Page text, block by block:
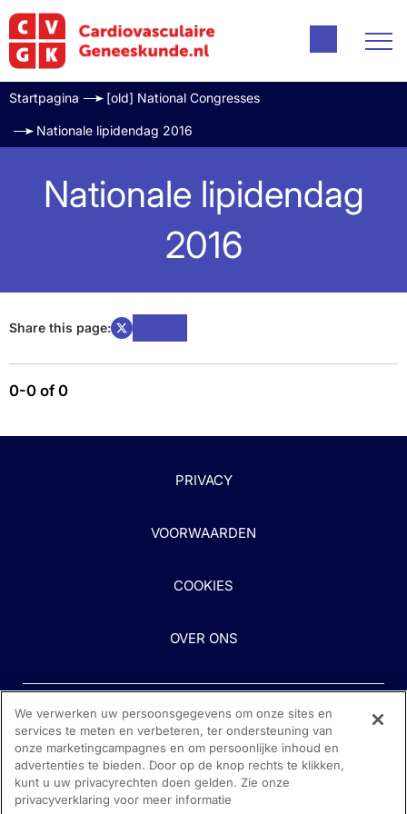
Startpagina [old] National Congresses
Nationale lipidendag 2016
Nationale lipidendag
2016
Share this page:
0-0 of 0
PRIVACY
VOORWAARDEN
COOKIES
OVER ONS
Heeft u hulp nodig?
Neem contact met ons op
We verwerken uw persoonsgegevens om onze sites en
services te meten en verbeteren, ter ondersteuning van
onze marketingcampagnes en om persoonlijke inhoud en
advertenties te bieden. Door op de knop rechts te klikken,
kunt u uw privacyrechten doen gelden. Zie onze
privacyverklaring voor meer informatie